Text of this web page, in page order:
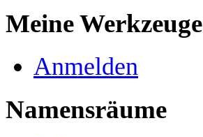
Meine Werkzeuge
Anmelden
Namensräume